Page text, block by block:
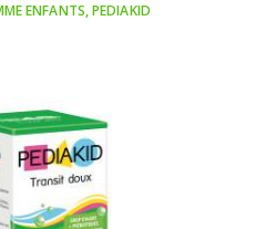
ENFANTS,PEDIAKID